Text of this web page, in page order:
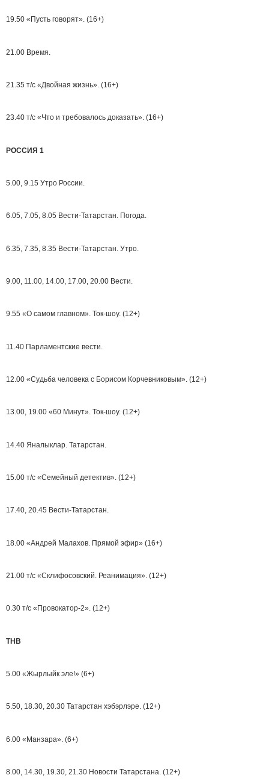
19.50 «Пусть говорят». (16+)
21.00 Время.
21.35 т/с «Двойная жизнь». (16+)
23.40 т/с «Что и требовалось доказать». (16+)
РОССИЯ 1
5.00, 9.15 Утро России.
6.05, 7.05, 8.05 Вести-Татарстан. Погода.
6.35, 7.35, 8.35 Вести-Татарстан. Утро.
9.00, 11.00, 14.00, 17.00, 20.00 Вести.
9.55 «О самом главном». Ток-шоу. (12+)
11.40 Парламентские вести.
12.00 «Судьба человека с Борисом Корчевниковым». (12+)
13.00, 19.00 «60 Минут». Ток-шоу. (12+)
14.40 Яналыклар. Татарстан.
15.00 т/с «Семейный детектив». (12+)
17.40, 20.45 Вести-Татарстан.
18.00 «Андрей Малахов. Прямой эфир» (16+)
21.00 т/с «Склифосовский. Реанимация». (12+)
0.30 т/с «Провокатор-2». (12+)
ТНВ
5.00 «Жырлыйк эле!» (6+)
5.50, 18.30, 20.30 Татарстан хэбэрлэре. (12+)
6.00 «Манзара». (6+)
8.00, 14.30, 19.30, 21.30 Новости Татарстана. (12+)